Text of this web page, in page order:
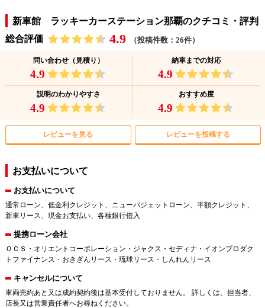
新車館 ラッキーカーステーション那覇のクチコミ・評判
総合評価
4.9 （投稿件数：26件）
問い合わせ（見積り）
4.9
納車までの対応
4.9
説明のわかりやすさ
4.9
おすすめ度
4.9
レビューを見る レビューを投稿する
お支払いについて
お支払いについて
通常ローン、低金利クレジット、ニューバジェットローン、半額クレジット、
新車リース、現金お支払い、各種銀行借入
提携ローン会社
ＯＣＳ・オリエントコーポレーション・ジャクス・セディナ・イオンプロダク
トファイナンス・おきぎんリース・琉球リース・しんれんリース
キャンセルについて
車両売約あと又は成約契約後は基本受付しておりません。 詳しくは、担当者、
店長又は営業責任者へお尋ねください。